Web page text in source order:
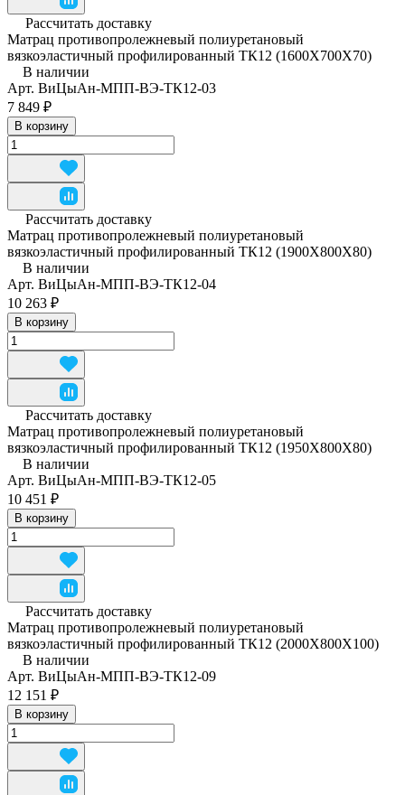
Рассчитать доставку
Матрац противопролежневый полиуретановый
вязкоэластичный профилированный ТК12 (1600Х700Х70)
В наличии
Арт. ВиЦыАн-МПП-ВЭ-ТК12-03
7 849 ₽
В корзину
Рассчитать доставку
Матрац противопролежневый полиуретановый
вязкоэластичный профилированный ТК12 (1900Х800Х80)
В наличии
Арт. ВиЦыАн-МПП-ВЭ-ТК12-04
10 263 ₽
В корзину
Рассчитать доставку
Матрац противопролежневый полиуретановый
вязкоэластичный профилированный ТК12 (1950Х800Х80)
В наличии
Арт. ВиЦыАн-МПП-ВЭ-ТК12-05
10 451 ₽
В корзину
Рассчитать доставку
Матрац противопролежневый полиуретановый
вязкоэластичный профилированный ТК12 (2000Х800Х100)
В наличии
Арт. ВиЦыАн-МПП-ВЭ-ТК12-09
12 151 ₽
В корзину